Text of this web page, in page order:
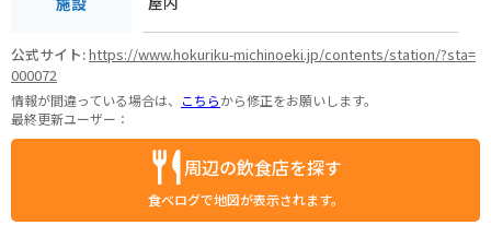
公式サイト:https://www.hokuriku-michinoeki.jp/contents/station/?sta=
000072
情報が間違っている場合は、 こちらから修正をお願いします。
最終更新ユーザー：
周辺の飲食店を探す
食べログで地図が表示されます。